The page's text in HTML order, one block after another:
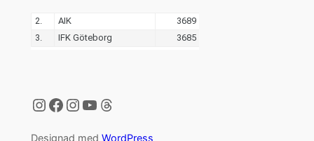
Instagram
Facebook
Instagram
YouTube
Threads
Designad med WordPress